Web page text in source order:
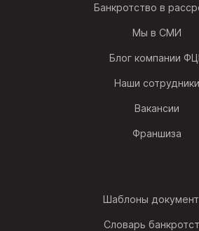
Банкротство в
Мы в СМИ
Блог компании
Наши сотрудники
Вакансии
Франшиза
Шаблоны
Словарь